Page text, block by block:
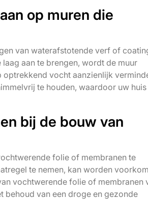
op muren die
van waterafstotende verf of
aan te brengen, wordt de muur
vocht aanzienlijk
te houden, waardoor uw
bij de bouw van
folie of membranen te
te nemen, kan worden
vochtwerende folie of membranen
behoud van een droge en gezonde